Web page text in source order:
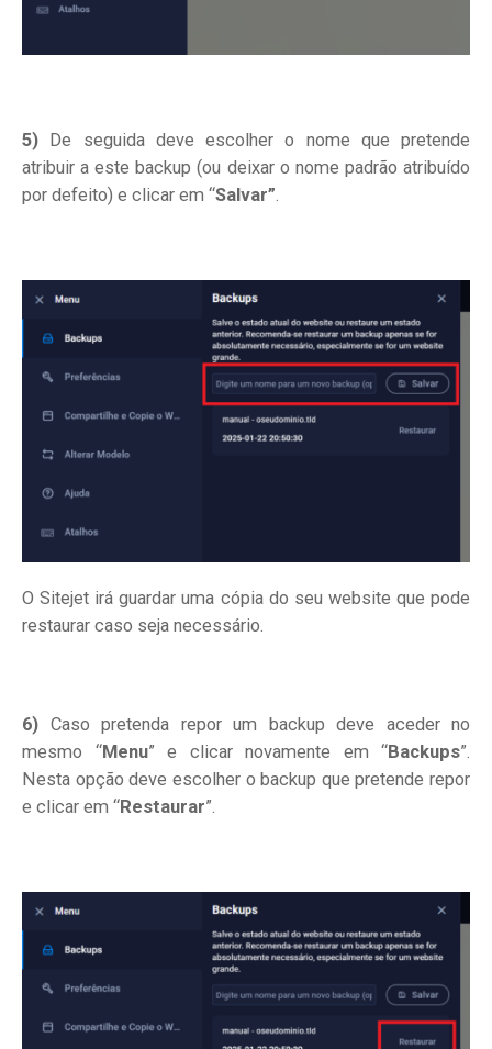
5) De seguida deve escolher o nome que pretende
atribuir a este backup (ou deixar o nome padrão atribuído
por defeito) e clicar em “Salvar”.
O Sitejet irá guardar uma cópia do seu website que pode
restaurar caso seja necessário.
6) Caso pretenda repor um backup deve aceder no
mesmo “Menu” e clicar novamente em “Backups”.
Nesta opção deve escolher o backup que pretende repor
e clicar em “Restaurar”.